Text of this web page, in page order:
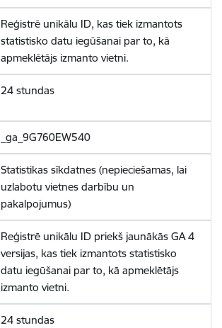
Reģistrē unikālu ID, kas tiek izmantots
statistisko datu iegūšanai par to, kā
apmeklētājs izmanto vietni.
24 stundas
_ga_9G760EW540
Statistikas sīkdatnes (nepieciešamas, lai
uzlabotu vietnes darbību un
pakalpojumus)
Reģistrē unikālu ID priekš jaunākās GA 4
versijas, kas tiek izmantots statistisko
datu iegūšanai par to, kā apmeklētājs
izmanto vietni.
24 stundas